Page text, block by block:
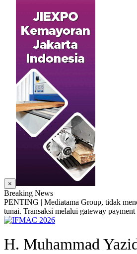
×
Breaking News
PENTING | Mediatama Group, tidak
tunai. Transaksi melalui gateway
H. Muhammad